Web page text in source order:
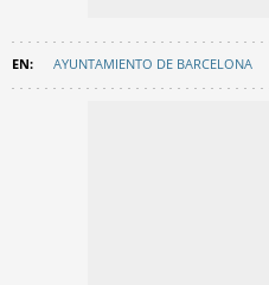
AYUNTAMIENTO DE BARCELONA